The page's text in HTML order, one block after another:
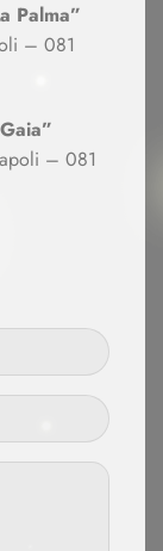
Palma”
– 081
– 081